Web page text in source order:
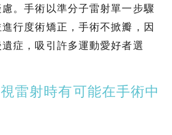
。手術以準分子雷射單一步驟
行度術矯正，手術不掀瓣，因
症，吸引許多運動愛好者選
雷射時有可能在手術中